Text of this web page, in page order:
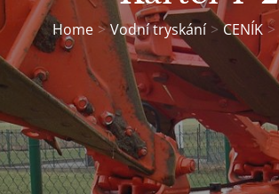
Home Vodní tryskání CENÍK